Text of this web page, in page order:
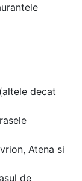
decat
Atena si
de